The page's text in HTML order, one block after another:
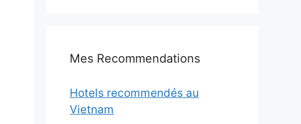
Mes Recommendations
Hotels recommendés au
Vietnam